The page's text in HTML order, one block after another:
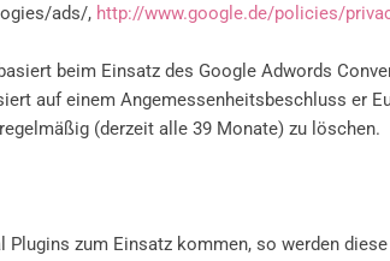
ads/, http://www.google.de/policies/
beim Einsatz des Google Adwords
auf einem Angemessenheitsbeschluss er
(derzeit alle 39 Monate) zu löschen.
zum Einsatz kommen, so werden